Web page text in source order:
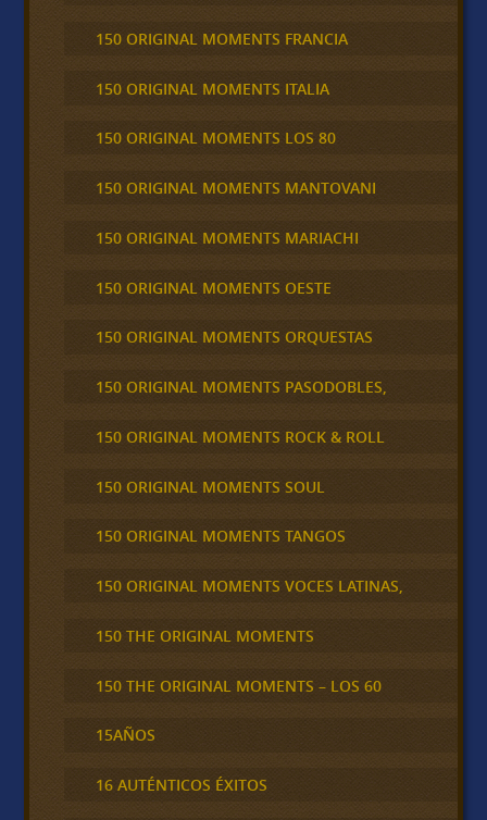
150 ORIGINAL MOMENTS FRANCIA
150 ORIGINAL MOMENTS ITALIA
150 ORIGINAL MOMENTS LOS 80
150 ORIGINAL MOMENTS MANTOVANI
150 ORIGINAL MOMENTS MARIACHI
150 ORIGINAL MOMENTS OESTE
150 ORIGINAL MOMENTS ORQUESTAS
150 ORIGINAL MOMENTS PASODOBLES,
150 ORIGINAL MOMENTS ROCK & ROLL
150 ORIGINAL MOMENTS SOUL
150 ORIGINAL MOMENTS TANGOS
150 ORIGINAL MOMENTS VOCES LATINAS,
150 THE ORIGINAL MOMENTS
150 THE ORIGINAL MOMENTS – LOS 60
15AÑOS
16 AUTÉNTICOS ÉXITOS